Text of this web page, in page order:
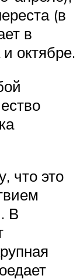
(в
в
октябре.
что это
В